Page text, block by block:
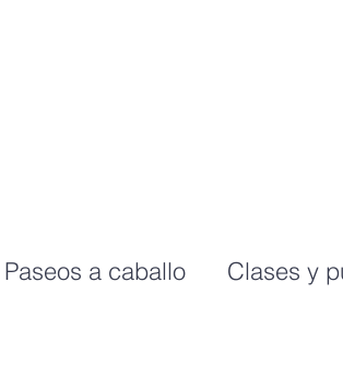
Paseos a caballo Clases y